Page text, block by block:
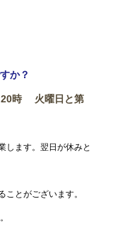
か？
20時 火曜日と第
します。翌日が休みと
とがございます。